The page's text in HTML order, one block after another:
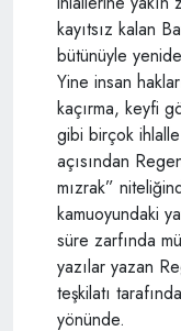
kayıtsız kalan
bütünüyle
Yine insan
kaçırma, keyfi
gibi birçok
açısından
mızrak”
kamuoyundaki
süre zarfında
yazılar yazan
teşkilatı
yönünde.